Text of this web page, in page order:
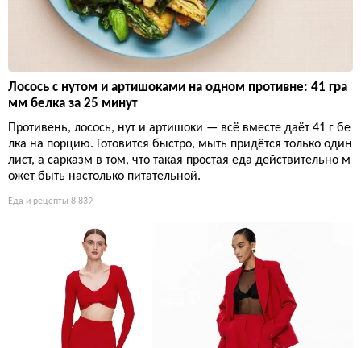
Лосось с нутом и артишоками на одном противне: 41 гра
мм белка за 25 минут
Противень, лосось, нут и артишоки — всё вместе даёт 41 г бе
лка на порцию. Готовится быстро, мыть придётся только один
лист, а сарказм в том, что такая простая еда действительно м
ожет быть настолько питательной.
Еда и рецепты 8 839